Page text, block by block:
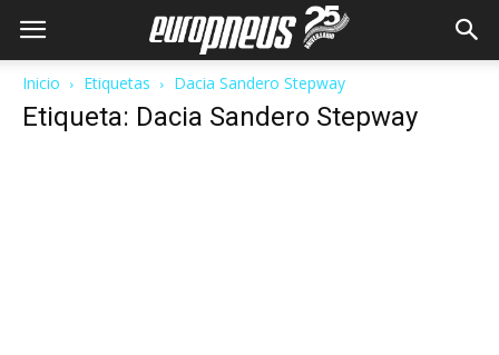
Inicio Etiquetas Dacia Sandero Stepway
Etiqueta: Dacia Sandero Stepway